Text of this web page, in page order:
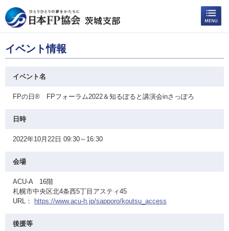
イベント情報
イベント名
FPの日® FPフォーラム2022＆知るぽると講演会inさっぽろ
日時
2022年10月22日 09:30～16:30
会場
ACU-A 16階
札幌市中央区北4条西5丁目アスティ45
URL：
https://www.acu-h.jp/sapporo/koutsu_access
後援等